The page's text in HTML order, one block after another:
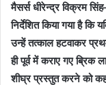
मैसर्स धीरेन्द्र विक्रम
निर्देशित किया गया है कि
उन्हें तत्काल हटवाकर
ही पूर्व में कराए गए ब्रिक
शीघ्र प्रस्तुत करने को कहा